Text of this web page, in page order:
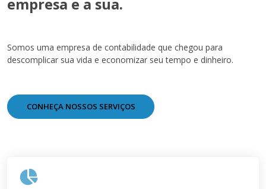
empresa e a sua.
Somos uma empresa de contabilidade que chegou para
descomplicar sua vida e economizar seu tempo e dinheiro.
CONHEÇA NOSSOS SERVIÇOS